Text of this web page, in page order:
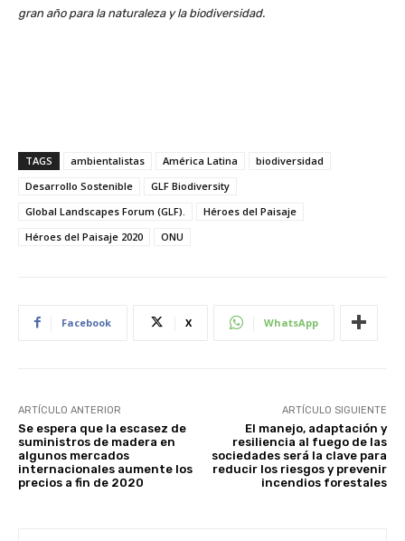
gran año para la naturaleza y la biodiversidad.
TAGS ambientalistas América Latina
biodiversidad
Desarrollo Sostenible
GLF Biodiversity
Global Landscapes Forum (GLF).
Héroes del Paisaje
Héroes del Paisaje 2020
ONU
Facebook X WhatsApp
ARTÍCULO ANTERIOR
Se espera que la escasez de
suministros de madera en
algunos mercados
internacionales aumente los
precios a fin de 2020
ARTÍCULO SIGUIENTE
El manejo, adaptación y
resiliencia al fuego de las
sociedades será la clave para
reducir los riesgos y prevenir
incendios forestales